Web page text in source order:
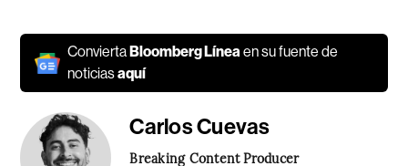
Convierta Bloomberg Líneaen su fuente de
noticiasaquí
Carlos Cuevas
Breaking Content Producer